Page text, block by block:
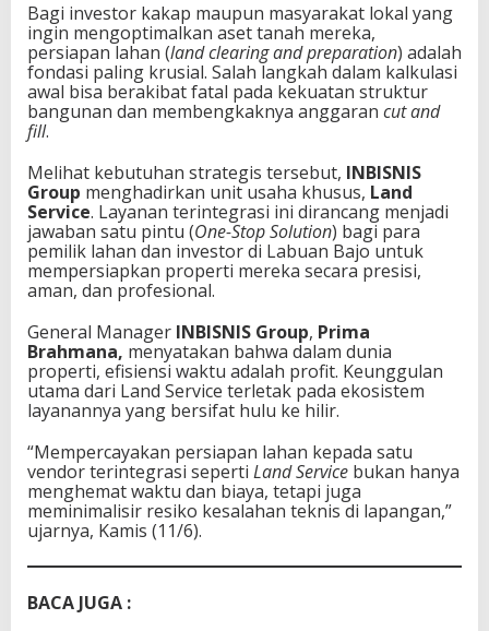
e
n
a
k
l
u
a
n
M
e
d
a
n
k
s
t
r
e
L
a
b
u
a
B
Bagi investor kakap maupun masyarakat lokal yang
ingin mengoptimalkan aset tanah mereka,
persiapan lahan (land clearing and preparation) adalah
fondasi paling krusial. Salah langkah dalam kalkulasi
awal bisa berakibat fatal pada kekuatan struktur
bangunan dan membengkaknya anggaran cut and
fill.
Melihat kebutuhan strategis tersebut, INBISNIS
Group menghadirkan unit usaha khusus, Land
Service. Layanan terintegrasi ini dirancang menjadi
jawaban satu pintu (One-Stop Solution) bagi para
pemilik lahan dan investor di Labuan Bajo untuk
mempersiapkan properti mereka secara presisi,
aman, dan profesional.
General Manager INBISNIS Group, Prima
Brahmana, menyatakan bahwa dalam dunia
properti, efisiensi waktu adalah profit. Keunggulan
utama dari Land Service terletak pada ekosistem
layanannya yang bersifat hulu ke hilir.
“Mempercayakan persiapan lahan kepada satu
vendor terintegrasi seperti Land Service bukan hanya
menghemat waktu dan biaya, tetapi juga
meminimalisir resiko kesalahan teknis di lapangan,”
ujarnya, Kamis (11/6).
BACA JUGA :